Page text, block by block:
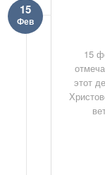
15
Фев
15
этот